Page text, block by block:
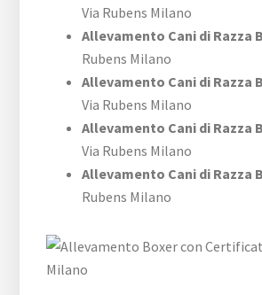
Via Rubens Milano
Allevamento Cani di Razza
Rubens Milano
Allevamento Cani di Razza
Via Rubens Milano
Allevamento Cani di Razza
Via Rubens Milano
Allevamento Cani di Razza
Rubens Milano